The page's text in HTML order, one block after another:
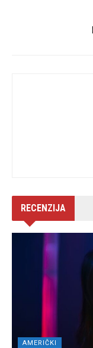
RECENZIJA
AMERIČKI